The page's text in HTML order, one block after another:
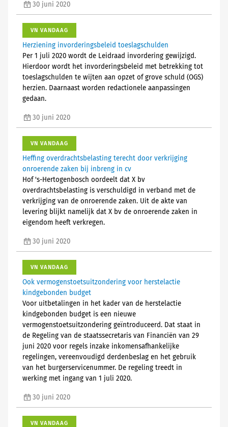
30 juni 2020
VN VANDAAG
Herziening invorderingsbeleid toeslagschulden
Per 1 juli 2020 wordt de Leidraad invordering gewijzigd.
Hierdoor wordt het invorderingsbeleid met betrekking tot
toeslagschulden te wijten aan opzet of grove schuld (OGS)
herzien. Daarnaast worden redactionele aanpassingen
gedaan.
30 juni 2020
VN VANDAAG
Heffing overdrachtsbelasting terecht door verkrijging
onroerende zaken bij inbreng in cv
Hof 's-Hertogenbosch oordeelt dat X bv
overdrachtsbelasting is verschuldigd in verband met de
verkrijging van de onroerende zaken. Uit de akte van
levering blijkt namelijk dat X bv de onroerende zaken in
eigendom heeft verkregen.
30 juni 2020
VN VANDAAG
Ook vermogenstoetsuitzondering voor herstelactie
kindgebonden budget
Voor uitbetalingen in het kader van de herstelactie
kindgebonden budget is een nieuwe
vermogenstoetsuitzondering geïntroduceerd. Dat staat in
de Regeling van de staatssecretaris van Financiën van 29
juni 2020 voor regels inzake inkomensafhankelijke
regelingen, vereenvoudigd derdenbeslag en het gebruik
van het burgerservicenummer. De regeling treedt in
werking met ingang van 1 juli 2020.
30 juni 2020
VN VANDAAG